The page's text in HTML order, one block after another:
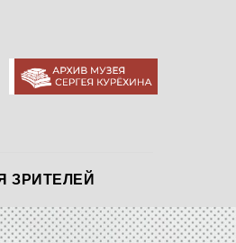
АРХИВ МУЗЕЯ
ЗРИТЕЛЕЙ